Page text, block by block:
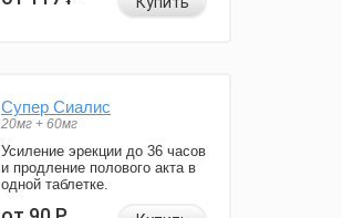
Супер Сиалис
20мг + 60мг
Усиление эрекции до 36 часов
и продление полового акта в
одной таблетке.